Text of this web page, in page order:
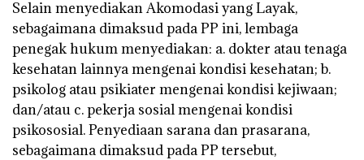
Selain menyediakan Akomodasi yang Layak,
sebagaimana dimaksud pada PP ini, lembaga
penegak hukum menyediakan: a. dokter atau tenaga
kesehatan lainnya mengenai kondisi kesehatan; b.
psikolog atau psikiater mengenai kondisi kejiwaan;
dan/atau c. pekerja sosial mengenai kondisi
psikososial. Penyediaan sarana dan prasarana,
sebagaimana dimaksud pada PP tersebut,